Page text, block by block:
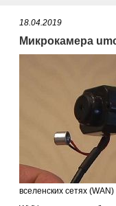
18.04.2019
Микрокамера
вселенских сетях